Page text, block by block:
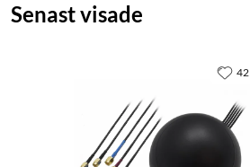
Senast visade
42